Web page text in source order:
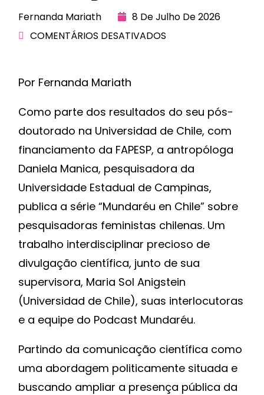
Fernanda Mariath
8 De Julho De 2026
COMENTÁRIOS DESATIVADOS
Por Fernanda Mariath
Como parte dos resultados do seu pós-
doutorado na Universidad de Chile, com
financiamento da FAPESP, a antropóloga
Daniela Manica, pesquisadora da
Universidade Estadual de Campinas,
publica a série “Mundaréu en Chile” sobre
pesquisadoras feministas chilenas. Um
trabalho interdisciplinar precioso de
divulgação científica, junto de sua
supervisora, Maria Sol Anigstein
(Universidad de Chile), suas interlocutoras
e a equipe do Podcast Mundaréu.
Partindo da comunicação científica como
uma abordagem politicamente situada e
buscando ampliar a presença pública da